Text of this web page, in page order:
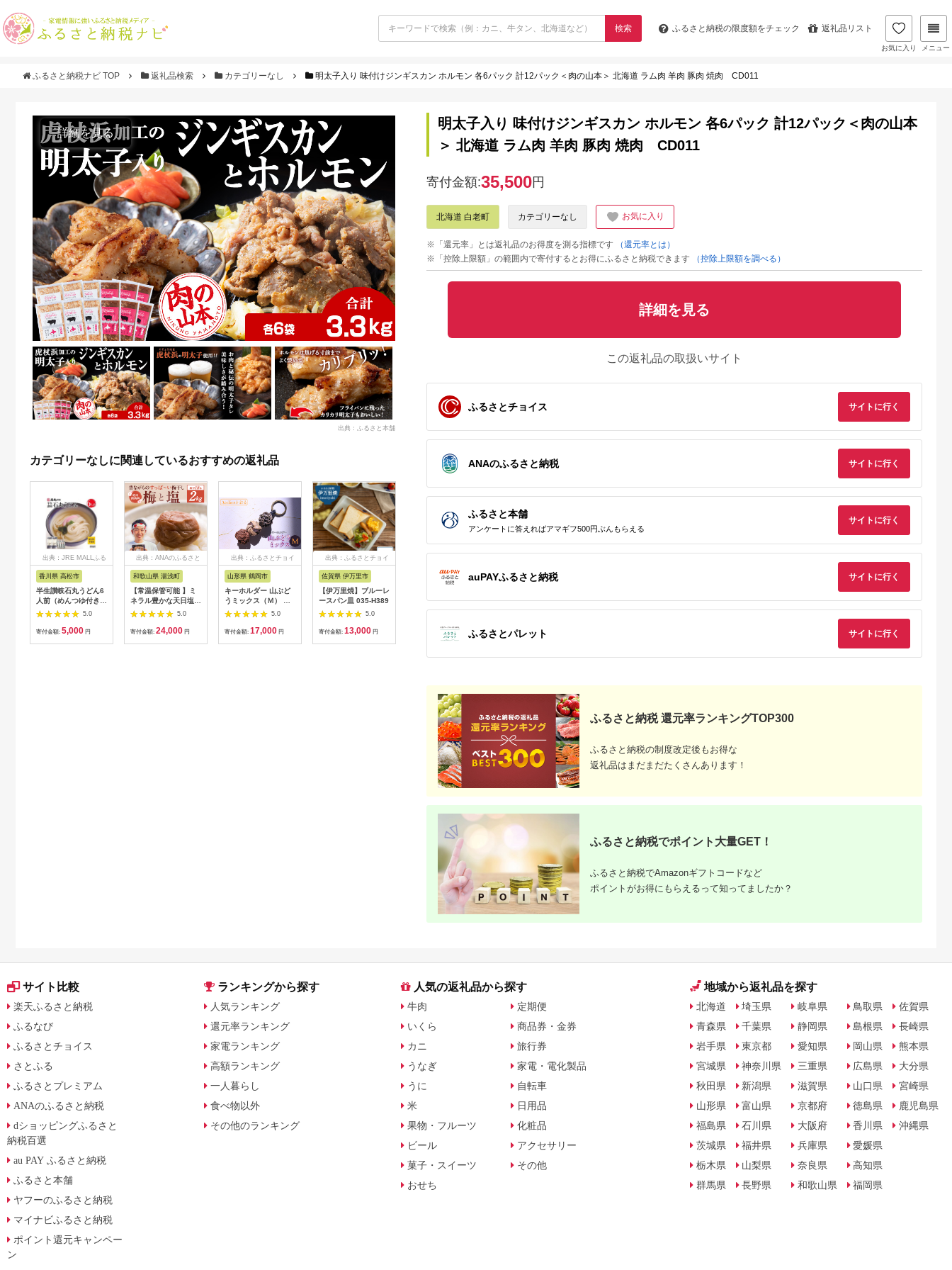
検索 ふるさと納税の限度額をチェック 返礼品リスト
お気に入り メニュー
ふるさと納税ナビ TOP 返礼品検索 カテゴリーなし 明太子入り 味付けジンギスカン ホルモン 各6パック 計12パック＜肉の山本＞ 北海道 ラム肉 羊肉 豚肉 焼肉 CD011
詳細を見る
出典：ふるさと本舗
カテゴリーなしに関連しているおすすめの返礼品
出典：JRE MALLふる
香川県 高松市
半生讃岐石丸うどん6
人前（めんつゆ付き）
麺300g×2袋
5.0
寄付金額: 5,000 円
出典：ANAのふるさと
和歌山県 湯浅町
【常温保管可能 】ミ
ネラル豊かな天日塩だ
けで漬けた無添加梅干
し2kg 梅ボーイズ｜
南高梅
5.0
寄付金額: 24,000 円
出典：ふるさとチョイ
山形県 鶴岡市
キーホルダー 山ぶど
うミックス（Ｍ） 山
形県鶴岡市 アトリエ
かおる | 山葡萄 雑貨
キーホルダー ギフト
5.0
寄付金額: 17,000 円
出典：ふるさとチョイ
佐賀県 伊万里市
【伊万里焼】ブルーレ
ースパン皿 035-H389
5.0
寄付金額: 13,000 円
沖縄県 うるま市
縄の海塩］ぬちまーす
顆粒（250g）×2袋セ
食塩 塩 調味料 食卓塩
顆粒 シーソルト 人気
ま市 果報バンタ
12,000 円
岩手県 二戸市
わて短角和牛 ハンバ
ーグセット 150g×8個
寄付金額:14,000
の駅ほそしま 大漁 セ
ット [海の駅 ほそしま
陸宮古重茂産】無添加
焼きうに 80g×2、5、
はんのお供 惣菜 魚介
【ふるさと納税】
【ご自宅用】 ふぞろ
い ころ柿 約800g
【期間限定発送】 [米
吉農園 石川県 志賀町
BA4132] 干柿 干し柿
柿 かき 枯露柿 果物
くだもの ドラフルー
円
香川県 多度津町
個性アスパラ（L-2L
混合）さぬきのめざ
1kg (訳あり)【L-14
寄付金額:
明太子入り 味付けジンギスカン ホルモン 各6パック 計12パック＜肉の山本
＞ 北海道 ラム肉 羊肉 豚肉 焼肉 CD011
寄付金額:35,500円
北海道 白老町 カテゴリーなし お気に入り
※「還元率」とは返礼品のお得度を測る指標です
（還元率とは）
※「控除上限額」の範囲内で寄付するとお得にふるさと納税できます
（控除上限額を調べる）
詳細を見る
この返礼品の取扱いサイト
ふるさとチョイス サイトに行く
ANAのふるさと納税 サイトに行く
ふるさと本舗
アンケートに答えればアマギフ500円ぶんもらえる
サイトに行く
auPAYふるさと納税 サイトに行く
ふるさとパレット サイトに行く
ふるさと納税 還元率ランキングTOP300
ふるさと納税の制度改定後もお得な
返礼品はまだまだたくさんあります！
ふるさと納税でポイント大量GET！
ふるさと納税でAmazonギフトコードなど
ポイントがお得にもらえるって知ってましたか？
サイト比較
楽天ふるさと納税
ふるなび
ふるさとチョイス
さとふる
ふるさとプレミアム
ANAのふるさと納税
dショッピングふるさと
納税百選
au PAY ふるさと納税
ふるさと本舗
ヤフーのふるさと納税
マイナビふるさと納税
ポイント還元キャンペー
ン
ランキングから探す
人気ランキング
還元率ランキング
家電ランキング
高額ランキング
一人暮らし
食べ物以外
その他のランキング
人気の返礼品から探す
牛肉
いくら
カニ
うなぎ
うに
米
果物・フルーツ
ビール
菓子・スイーツ
おせち
定期便
商品券・金券
旅行券
家電・電化製品
自転車
日用品
化粧品
アクセサリー
その他
地域から返礼品を探す
北海道
青森県
岩手県
宮城県
秋田県
山形県
福島県
茨城県
栃木県
群馬県
埼玉県
千葉県
東京都
神奈川県
新潟県
富山県
石川県
福井県
山梨県
長野県
岐阜県
静岡県
愛知県
三重県
滋賀県
京都府
大阪府
兵庫県
奈良県
和歌山県
鳥取県
島根県
岡山県
広島県
山口県
徳島県
香川県
愛媛県
高知県
福岡県
佐賀県
長崎県
熊本県
大分県
宮崎県
鹿児島県
沖縄県